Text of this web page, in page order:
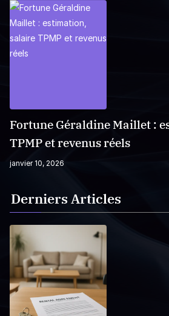
Fortune Géraldine Maillet :
TPMP et revenus réels
janvier 10, 2026
Derniers Articles